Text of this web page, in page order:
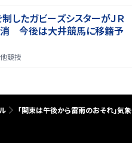
制したガビーズシスターがＪＲ
消 今後は大井競馬に移籍予
競技
「関東は午後から雷雨のおそれ」気